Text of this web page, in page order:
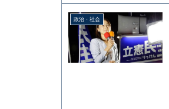
政治・社会